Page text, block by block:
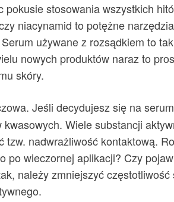
pokusie stosowania wszystkich
niacynamid to potężne
używane z rozsądkiem to
nowych produktów naraz to
skóry.
Jeśli decydujesz się na
Wiele substancji
tzw. nadwrażliwość kontaktową.
po wieczornej aplikacji? Czy
należy zmniejszyć